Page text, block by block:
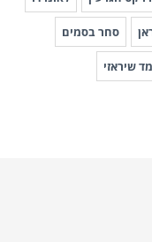
סחר בסמים
שיראזי